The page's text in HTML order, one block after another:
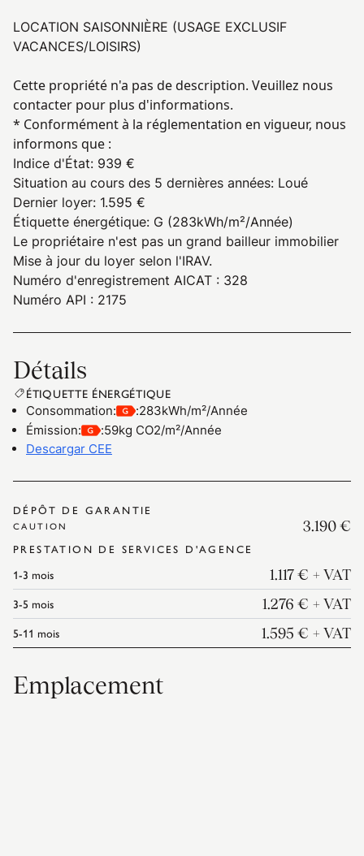
LOCATION SAISONNIÈRE (USAGE EXCLUSIF
VACANCES/LOISIRS)
Cette propriété n'a pas de description. Veuillez nous
contacter pour plus d'informations.
* Conformément à la réglementation en vigueur, nous
informons que :
Indice d'État: 939 €
Situation au cours des 5 dernières années: Loué
Dernier loyer: 1.595 €
Étiquette énergétique: G (283kWh/m²/Année)
Le propriétaire n'est pas un grand bailleur immobilier
Mise à jour du loyer selon l'IRAV.
Numéro d'enregistrement AICAT : 328
Numéro API : 2175
Détails
ÉTIQUETTE ÉNERGÉTIQUE
Consommation: :283kWh/m²/Année
Émission: :59kg CO2/m²/Année
Descargar CEE
DÉPÔT DE GARANTIE
CAUTION 3.190 €
PRESTATION DE SERVICES D'AGENCE
1-3 mois 1.117 € + VAT
3-5 mois 1.276 € + VAT
5-11 mois 1.595 € + VAT
Emplacement